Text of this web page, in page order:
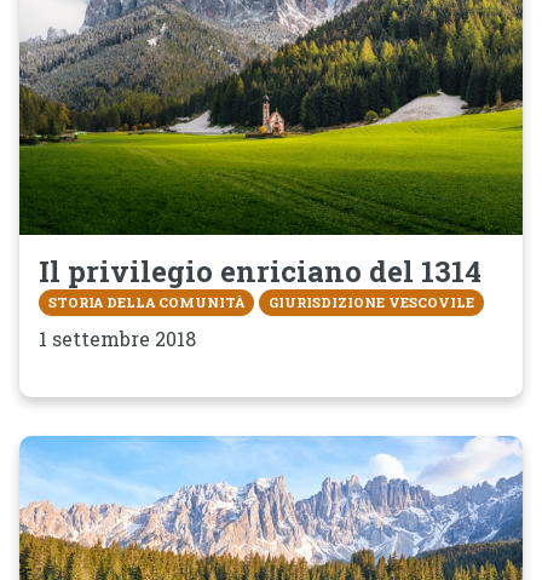
Il privilegio enriciano del 1314
STORIA DELLA COMUNITÀ GIURISDIZIONE VESCOVILE
1 settembre 2018